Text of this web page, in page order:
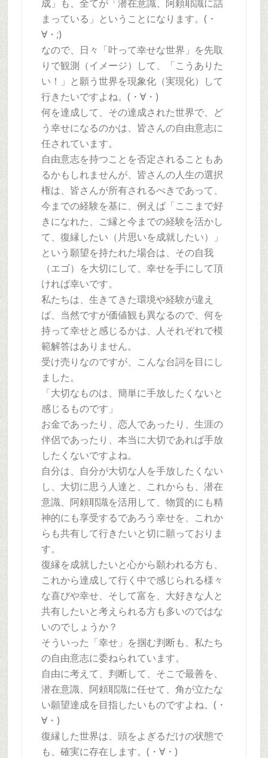
成」も、全てが「潜在意識、阿頼耶識に詰
まっている」ということになります。(・
∀・;)
なので、日々「叶って幸せな世界」を先取
りで観測（イメージ）して、「こうありた
い！」と願う世界を現象化（実現化）して
行きたいですよね。(・∀・)
何を達成して、その達成された世界で、ど
う幸せになるのかは、皆さんの自由意志に
任されています。
自由意志を持つことを否定されることもあ
るかもしれませんが、皆さんの人生の選択
権は、皆さんが所有されるべきであって、
今までの経験を基に、例えば「ここまで好
きになれた、ご縁と今までの経験を活かし
て、復縁したい（片思いを成就したい）」
という願望を持たれた場合は、その自我
（エゴ）を大切にして、幸せを手にして頂
ければ幸いです。
私たちは、生きてきた環境や経験が違え
ば、当然ですが価値観も異なるので、何を
持って幸せと感じるかは、人それぞれで模
範解答はありません。
受け売りなのですが、こんな台詞を目にし
ました。
「大切なものは、簡単に手放したくないと
感じるものです」
お金であったり、恋人であったり、生涯の
伴侶であったり、本当に大切であれば手放
したくないですよね。
自分は、自分が大切な人を手放したくない
し、大切に思う人達と、これからも、潜在
意識、阿頼耶識を活用して、物質的にも精
神的にも享受するであろう幸せを、これか
らも共有して行きたいと切に願っておりま
す。
復縁を成就したいと心から願われる方も、
これから達成して行く中で感じられる様々
な喜びや幸せ、そして富を、大好きな人と
共有したいと考えられる方も多いのではな
いのでしょうか？
そういった「幸せ」を掴む判断も、私たち
の自由意志に委ねられています。
自由に考えて、判断して、そこで最善を、
潜在意識、阿頼耶識に任せて、角が立たな
い願望達成を目指したいものですよね。(・
∀・)
復縁した世界は、頭をよぎるだけの状態で
も、確実に存在します。(・∀・)